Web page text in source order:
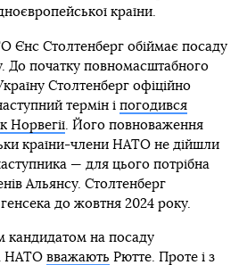
країни.
Єнс Столтенберг обіймає посаду
До початку повномасштабного
Столтенберг офіційно
термін і погодився
Норвегії. Його повноваження
країни-члени НАТО не дійшли
— для цього потрібна
Альянсу. Столтенберг
до жовтня 2024 року.
кандидатом на посаду
НАТО вважають Рютте. Проте і з